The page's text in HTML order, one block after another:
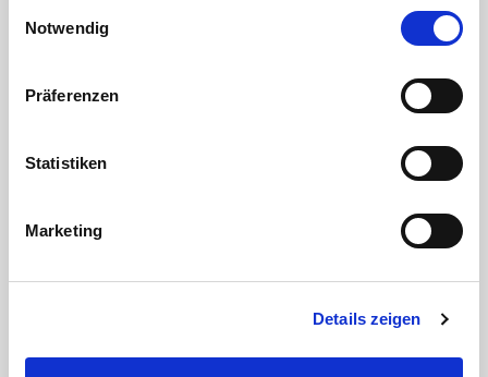
Cookies, wenn Sie unsere Webseite weiterhin nutzen.
Notwendig
Präferenzen
Statistiken
Marketing
Details zeigen
abdichten und verbinden von Kunststoffgewinden
Angaben zur Produktsicherheit:
C/ Leonardo Torres Quevedo, 11